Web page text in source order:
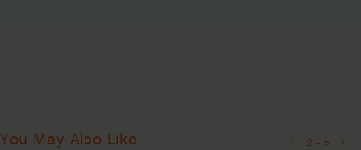
You May Also Like 3 - 5